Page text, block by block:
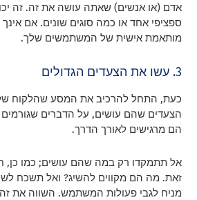
אדם (או אנשים) שאתה עושה את זה. זה
ספציפי אחד או כמה סוגים שונים. אם
מותאמת אישית של המשתמשים שלך.
3. עשו את הצעדים הגדולים
כעת, התחל להרכיב את המסע שהלקוח
הצעדים שהם עושים, על הדברים שגורמים
הם מרגישים לאורך הדרך.
אל תתמקדו רק במה שהם עושים; כמו כן,
זאת. מה הם מקווים להשיג? ואל תשכח
מניח לגבי פעולות המשתמש. השווה